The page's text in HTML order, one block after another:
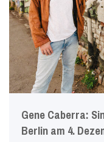
Gene Caberra:
Berlin am 4.